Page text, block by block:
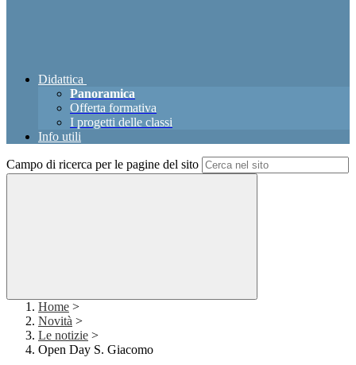
Didattica
Panoramica
Offerta formativa
I progetti delle classi
Info utili
Campo di ricerca per le pagine del sito
Home >
Novità >
Le notizie >
Open Day S. Giacomo